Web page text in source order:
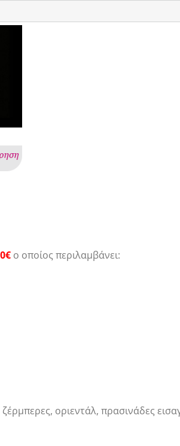
ο οποίος περιλαμβάνει:
οριεντάλ, πρασινάδες